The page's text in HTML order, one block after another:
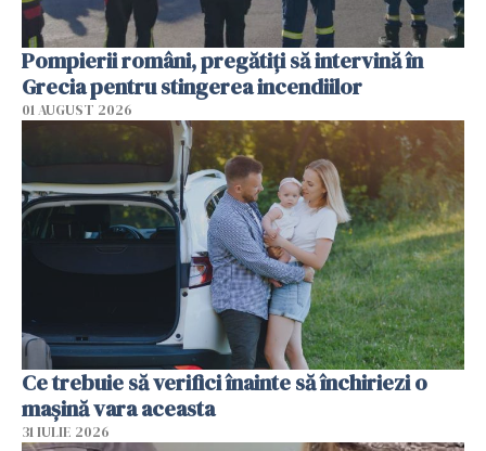
Pompierii români, pregătiţi să intervină în
Grecia pentru stingerea incendiilor
01 AUGUST 2026
Ce trebuie să verifici înainte să închiriezi o
mașină vara aceasta
31 IULIE 2026